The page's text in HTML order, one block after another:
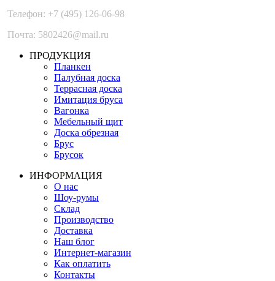
Телефон: +7 (495) 126-06-98
Почта: 5802426@mail.ru
ПРОДУКЦИЯ
Планкен
Палубная доска
Террасная доска
Имитация бруса
Вагонка
Мебельный щит
Доска обрезная
Брус
Брусок
ИНФОРМАЦИЯ
О нас
Шоу-румы
Склад
Производство
Доставка
Наш блог
Интернет-магазин
Как оплатить
Контакты